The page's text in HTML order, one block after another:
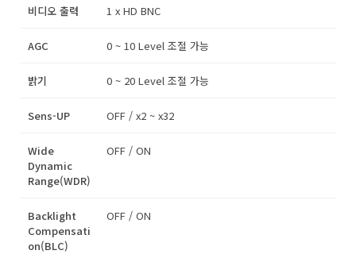
비디오 출력 1 x HD BNC
AGC 0 ~ 10 Level 조절 가능
밝기 0 ~ 20 Level 조절 가능
Sens-UP OFF / x2 ~ x32
Wide
Dynamic
Range(WDR)
OFF / ON
Backlight
Compensati
on(BLC)
OFF / ON